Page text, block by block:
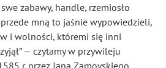
zabawy, handle, rzemiosło
mną to jaśnie wypowiedzieli,
i wolności, któremi się inni
— czytamy w przywileju